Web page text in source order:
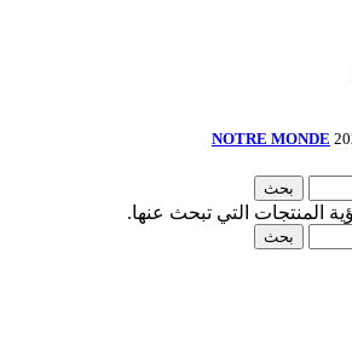
NOTRE MONDE
بحث
المنتجات التي تبحث عنها.
بحث